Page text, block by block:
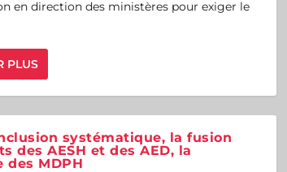
en direction des ministères pour exiger le
PLUS
systématique, la fusion
des AESH et des AED, la
des MDPH